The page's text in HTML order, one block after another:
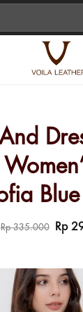
Rp335.000
aslinya
Rp